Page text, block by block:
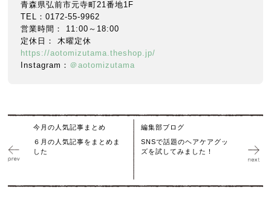
青森県弘前市元寺町21番地1F
TEL：0172-55-9962
営業時間： 11:00～18:00
定休日： 木曜定休
https://aotomizutama.theshop.jp/
Instagram： ＠aotomizutama
今月の人気記事まとめ
６月の人気記事をまとめま
した
編集部ブログ
SNSで話題のヘアケアグッ
ズを試してみました！